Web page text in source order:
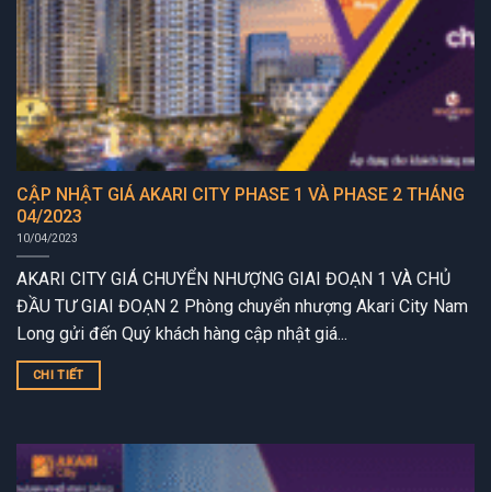
CẬP NHẬT GIÁ AKARI CITY PHASE 1 VÀ PHASE 2 THÁNG
04/2023
10/04/2023
AKARI CITY GIÁ CHUYỂN NHƯỢNG GIAI ĐOẠN 1 VÀ CHỦ
ĐẦU TƯ GIAI ĐOẠN 2 Phòng chuyển nhượng Akari City Nam
Long gửi đến Quý khách hàng cập nhật giá...
CHI TIẾT